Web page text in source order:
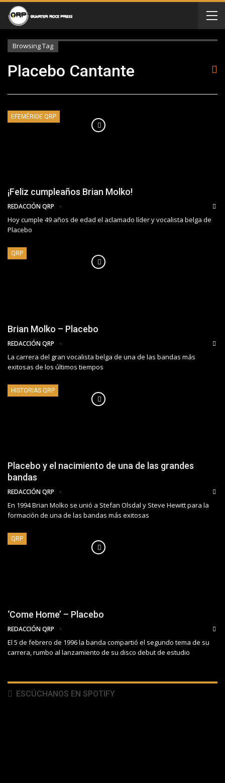
Browsing Tag
Placebo Cantante
EFEMÉRIDE QRP
¡Feliz cumpleaños Brian Molko!
REDACCIÓN QRP
Hoy cumple 49 años de edad el aclamado líder y vocalista belga de
Placebo
QRP
Brian Molko – Placebo
REDACCIÓN QRP
La carrera del gran vocalista belga de una de las bandas más
exitosas de los últimos tiempos
HISTORIAS QRP
Placebo y el nacimiento de una de las grandes
bandas
REDACCIÓN QRP
En 1994 Brian Molko se unió a Stefan Olsdal y Steve Hewitt para la
formación de una de las bandas más exitosas
QRP
‘Come Home’ – Placebo
REDACCIÓN QRP
El 5 de febrero de 1996 la banda compartió el segundo tema de su
carrera, rumbo al lanzamiento de su disco debut de estudio
ESCÚCHANOS EN SPOTIFY